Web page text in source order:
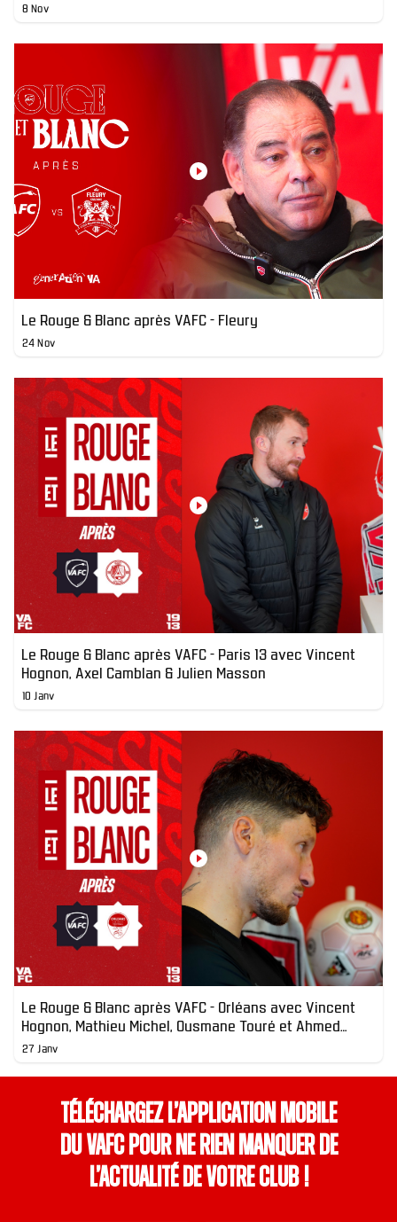
8 Nov
Le Rouge & Blanc après VAFC - Fleury
24 Nov
Le Rouge & Blanc après VAFC - Paris 13 avec Vincent
Hognon, Axel Camblan & Julien Masson
10 Janv
Le Rouge & Blanc après VAFC - Orléans avec Vincent
Hognon, Mathieu Michel, Ousmane Touré et Ahmed
Diomandé
27 Janv
Téléchargez l’application mobile
du VAFC pour ne rien manquer de
l’actualité de votre club !